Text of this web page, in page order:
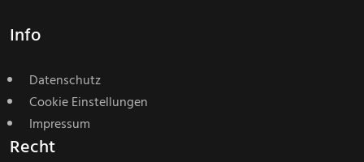
Info
Datenschutz
Cookie Einstellungen
Impressum
Recht